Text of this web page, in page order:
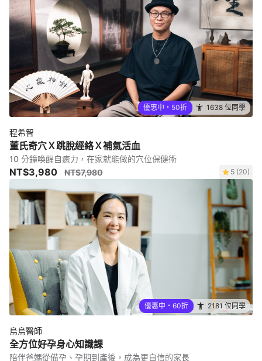
優惠中・50折 1638 位同學
程希智
董氏奇穴Ｘ跳脫經絡Ｘ補氣活血
10 分鐘喚醒自癒力，在家就能做的穴位保健術
NT$3,980 NT$7,980 5 (20)
優惠中・60折 2181 位同學
烏烏醫師
全方位好孕身心知識課
陪伴爸媽從備孕、孕期到產後，成為更自信的家長